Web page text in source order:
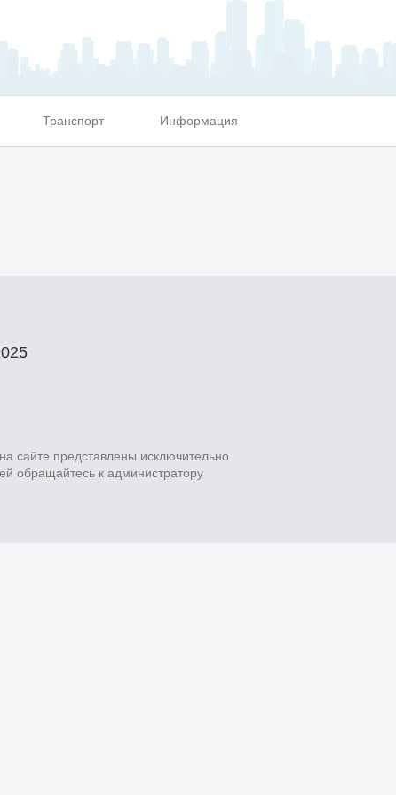
Транспорт Информация
представлены исключительно
обращайтесь к администратору